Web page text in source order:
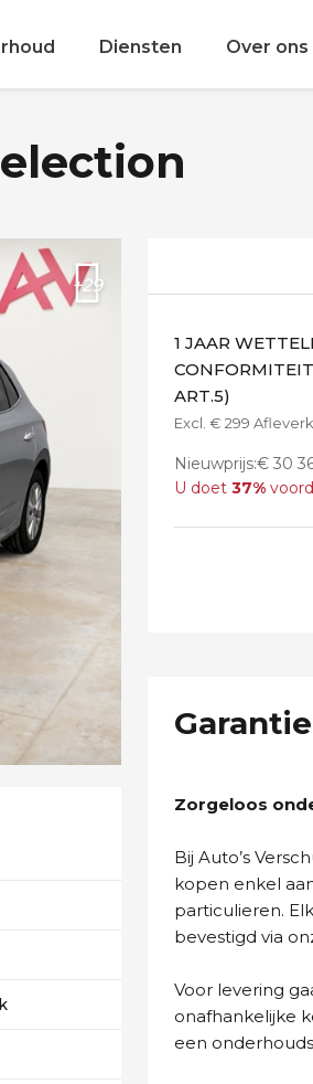
Diensten Over ons
+29
1 JAAR
ART.5)
Excl. € 299
Nieuwprijs:€ 30
U doet 37%
Garantie
Zorgeloos
Bij Auto’s
kopen enkel
particulieren.
bevestigd via
Voor levering
onafhankelijke
een